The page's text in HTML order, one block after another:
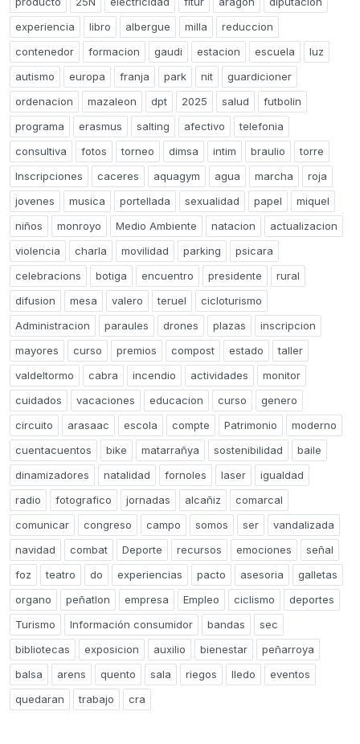
experiencia
libro albergue milla
reduccion
contenedor
formacion gaudi estacion escuela
luz
autismo
europa franja park nit
guardicioner
ordenacion
mazaleon dpt 2025 salud
futbolin
programa
erasmus salting afectivo
telefonia
consultiva
fotos torneo dimsa intim braulio
torre
Inscripciones
caceres aquagym agua marcha
roja
jovenes
musica portellada sexualidad papel
miquel
niños
monroyo Medio Ambiente natacion
actualizacion
violencia
charla movilidad parking
psicara
celebracions
botiga encuentro presidente
rural
difusion
mesa valero teruel
cicloturismo
Administracion
paraules drones plazas
inscripcion
mayores
curso premios compost estado
taller
valdeltormo
cabra incendio actividades
monitor
cuidados
vacaciones educacion curso
genero
circuito
arasaac escola compte Patrimonio
moderno
cuentacuentos
bike matarrañya sostenibilidad
baile
dinamizadores
natalidad fornoles laser
igualdad
radio
fotografico jornadas alcañiz
comarcal
comunicar
congreso campo somos ser
vandalizada
navidad
combat Deporte recursos emociones
señal
foz
teatro do experiencias pacto asesoria
galletas
organo
peñatlon empresa Empleo ciclismo
deportes
Turismo
Información consumidor bandas
sec
bibliotecas
exposicion auxilio bienestar
peñarroya
balsa
arens quento sala riegos lledo
eventos
quedaran
trabajo cra